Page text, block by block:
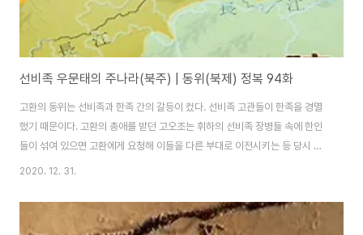
선비족 우문태의 주나라(북주) | 동위(북제) 정복 94화
고환의 동위는 선비족과 한족 간의 갈등이 컸다. 선비족 고관들이 한족을 경멸
했기 때문이다. 고환의 총애를 받던 고오조는 휘하의 선비족 장병들 속에 한인
들이 섞여 있으면 고환에게 요청해 이들을 다른 부대로 이전시키는 등 당시 선
비족 대장들의 상황을 대변하는 일화를 몇 가지 남겼다. 한번은 황하를 정비하
아두어라!" 라는 말을 했다. 고환도 이를 타개하려 시도는 했지만, 동위가 멸망
하는 순간까지도 이는 해결되지 않았다. "한인은 너희 노복이다. 남자는 너희를
2020. 12. 31.